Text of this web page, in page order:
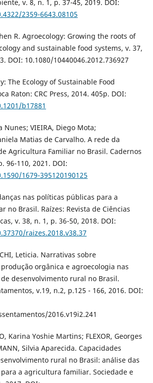
v. 8, n. 1, p. 37-45, 2019. DOI:
2359-6643.08105
R. Agroecology: Growing the roots of
and sustainable food systems, v. 37,
DOI: 10.1080/10440046.2012.736927
The Ecology of Sustainable Food
Raton: CRC Press, 2014. 405p. DOI:
b17881
Nunes; VIEIRA, Diego Mota;
Matias de Carvalho. A rede da
Agricultura Familiar no Brasil. Cadernos
96-110, 2021. DOI:
1679-395120190125
nas políticas públicas para a
no Brasil. Raízes: Revista de Ciências
v. 38, n. 1, p. 36-50, 2018. DOI:
raizes.2018.v38.37
Leticia. Narrativas sobre
orgânica e agroecologia nas
desenvolvimento rural no Brasil.
v.19, n.2, p.125 - 166, 2016. DOI:
2016.v19i2.241
Karina Yoshie Martins; FLEXOR, Georges
Silvia Aparecida. Capacidades
rural no Brasil: análise das
a agricultura familiar. Sociedade e